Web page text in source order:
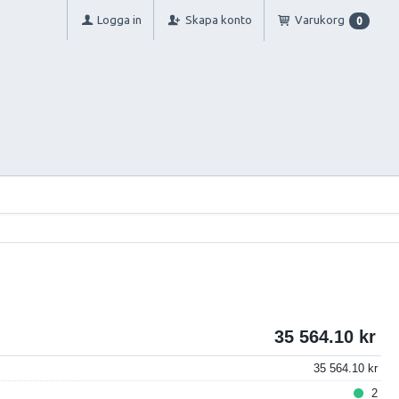
Logga in Skapa konto Varukorg 0
35 564.10
35 564.10
2